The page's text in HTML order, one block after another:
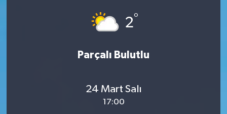
2°
Parçalı Bulutlu
24 Mart Salı
17:00